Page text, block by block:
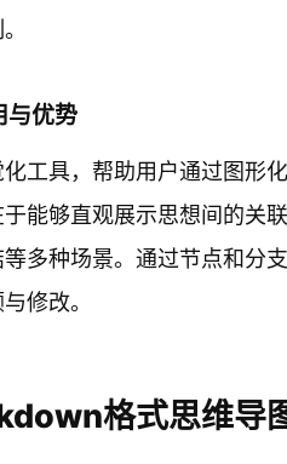
与优势
工具，帮助用户通过图形
能够直观展示思想间的关
多种场景。通过节点和分
修改。
格式思维导